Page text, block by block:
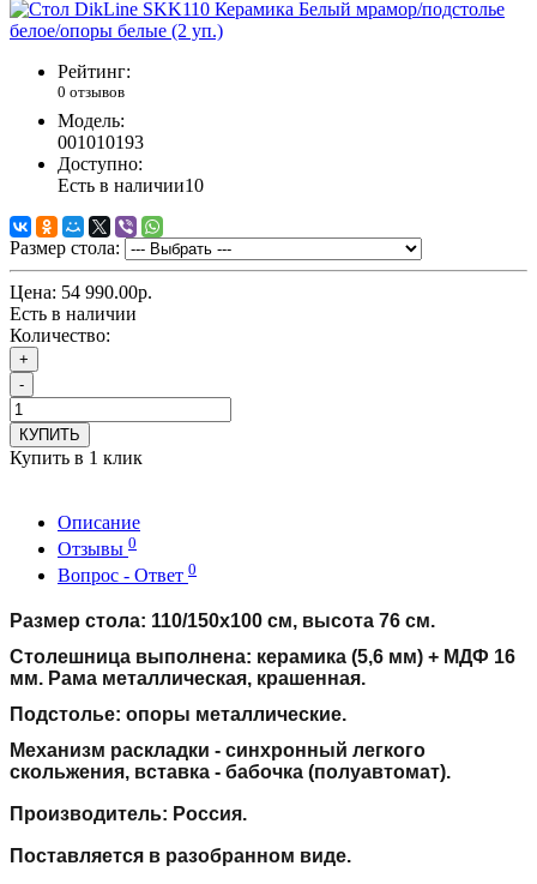
Рейтинг:
0 отзывов
Модель:
001010193
Доступно:
Есть в наличии10
Размер стола:
Цена: 54 990.00р.
Есть в наличии
Количество:
+
-
КУПИТЬ
Купить в 1 клик
Описание
Отзывы 0
Вопрос - Ответ 0
Размер стола: 110/150х100 см, высота 76 см.
Столешница выполнена: керамика (5,6 мм) + МДФ 16
мм. Рама металлическая, крашенная.
Подстолье: опоры металлические.
Механизм раскладки - синхронный легкого
скольжения, вставка - бабочка (полуавтомат).
Производитель: Россия.
Поставляется в разобранном виде.